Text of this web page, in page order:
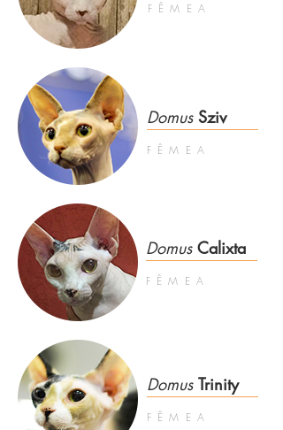
FÊMEA
Domus Sziv
FÊMEA
Domus Calixta
FÊMEA
Domus Trinity
FÊMEA